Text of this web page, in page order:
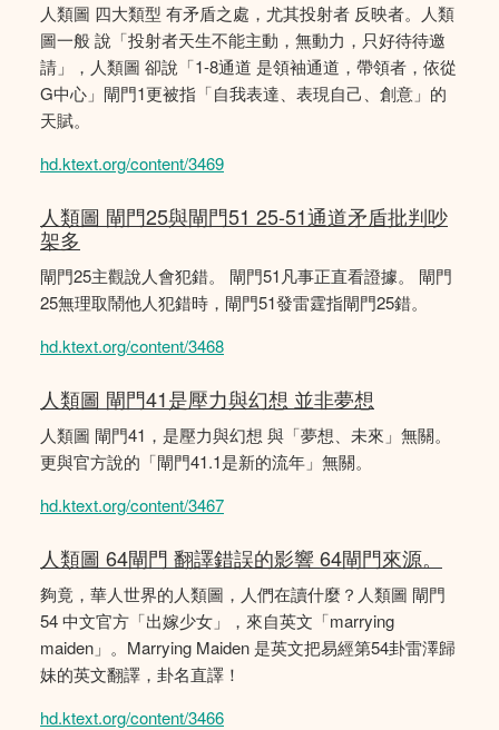
人類圖 四大類型 有矛盾之處，尤其投射者 反映者。人類
圖一般 說「投射者天生不能主動，無動力，只好待待邀
請」，人類圖 卻說「1-8通道 是領袖通道，帶領者，依從
G中心」閘門1更被指「自我表達、表現自己、創意」的
天賦。
hd.ktext.org/content/3469
人類圖 閘門25與閘門51 25-51通道矛盾批判吵
架多
閘門25主觀說人會犯錯。 閘門51凡事正直看證據。 閘門
25無理取鬧他人犯錯時，閘門51發雷霆指閘門25錯。
hd.ktext.org/content/3468
人類圖 閘門41是壓力與幻想 並非夢想
人類圖 閘門41，是壓力與幻想 與「夢想、未來」無關。
更與官方說的「閘門41.1是新的流年」無關。
hd.ktext.org/content/3467
人類圖 64閘門 翻譯錯誤的影響 64閘門來源。
夠竟，華人世界的人類圖，人們在讀什麼？人類圖 閘門
54 中文官方「出嫁少女」，來自英文「marrying
maiden」。Marrying Maiden 是英文把易經第54卦雷澤歸
妹的英文翻譯，卦名直譯！
hd.ktext.org/content/3466